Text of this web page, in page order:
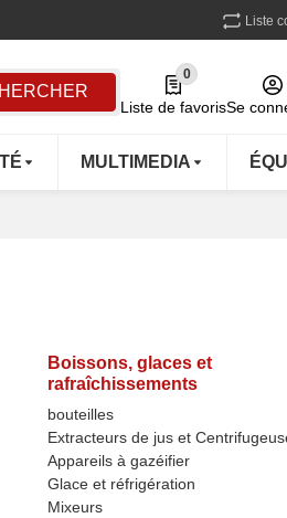
Liste
0
0 Produkte in der
Liste de favorisSe
MULTIMEDIA
Boissons, glaces et
rafraîchissements
bouteilles
Extracteurs de jus et
Appareils à gazéifier
Glace et réfrigération
Mixeurs